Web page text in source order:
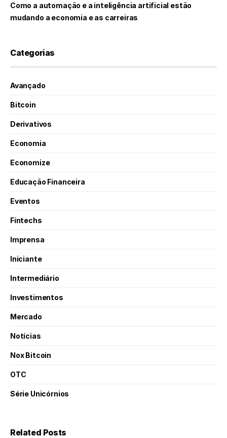
Como a automação e a inteligência artificial estão
mudando a economia e as carreiras
Categorias
Avançado
Bitcoin
Derivativos
Economia
Economize
Educação Financeira
Eventos
Fintechs
Imprensa
Iniciante
Intermediário
Investimentos
Mercado
Notícias
Nox Bitcoin
OTC
Série Unicórnios
Related Posts